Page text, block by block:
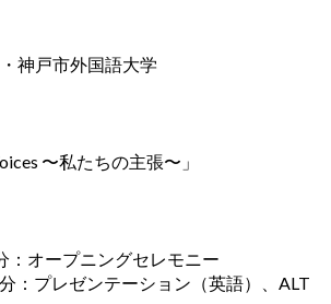
神戸市外国語大学
〜私たちの主張〜 」
：オープニングセレモニー
：プレゼンテーション（英語）、ALT